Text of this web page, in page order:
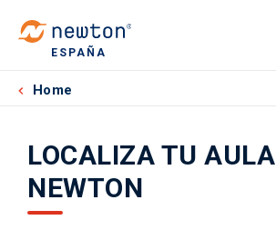
ESPAÑA
Home
LOCALIZA TU AULA
NEWTON